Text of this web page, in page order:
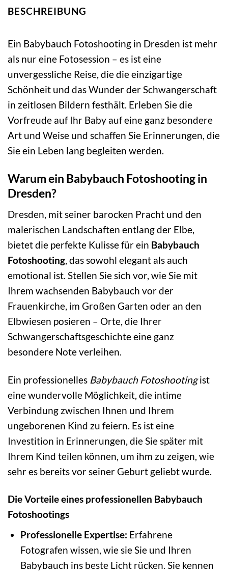
BESCHREIBUNG
Ein Babybauch Fotoshooting in Dresden ist mehr
als nur eine Fotosession – es ist eine
unvergessliche Reise, die die einzigartige
Schönheit und das Wunder der Schwangerschaft
in zeitlosen Bildern festhält. Erleben Sie die
Vorfreude auf Ihr Baby auf eine ganz besondere
Art und Weise und schaffen Sie Erinnerungen, die
Sie ein Leben lang begleiten werden.
Warum ein Babybauch Fotoshooting in
Dresden?
Dresden, mit seiner barocken Pracht und den
malerischen Landschaften entlang der Elbe,
bietet die perfekte Kulisse für ein Babybauch
Fotoshooting , das sowohl elegant als auch
emotional ist. Stellen Sie sich vor, wie Sie mit
Ihrem wachsenden Babybauch vor der
Frauenkirche, im Großen Garten oder an den
Elbwiesen posieren – Orte, die Ihrer
Schwangerschaftsgeschichte eine ganz
besondere Note verleihen.
Ein professionelles Babybauch Fotoshootingist
eine wundervolle Möglichkeit, die intime
Verbindung zwischen Ihnen und Ihrem
ungeborenen Kind zu feiern. Es ist eine
Investition in Erinnerungen, die Sie später mit
Ihrem Kind teilen können, um ihm zu zeigen, wie
sehr es bereits vor seiner Geburt geliebt wurde.
Die Vorteile eines professionellen Babybauch
Fotoshootings
Professionelle Expertise: Erfahrene
Fotografen wissen, wie sie Sie und Ihren
Babybauch ins beste Licht rücken. Sie kennen